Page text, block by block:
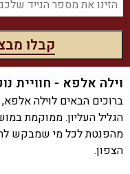
וילה אלפא - חוויית
ברוכים הבאים לוילה
הגליל העליון. ממוקמת
מהפנטת לכל מי שמבקש
הצפון.